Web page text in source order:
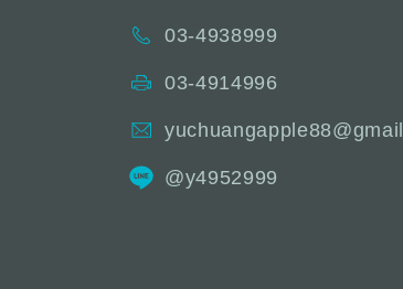
03-4938999
03-4914996
@y4952999